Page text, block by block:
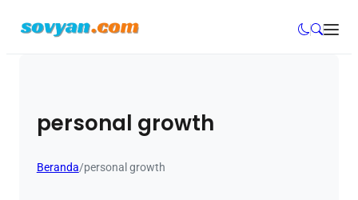
personal growth
Beranda/personal growth